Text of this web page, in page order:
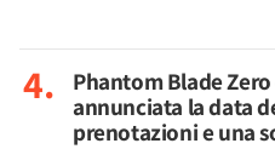
Phantom Blade
annunciata la data
prenotazioni e una